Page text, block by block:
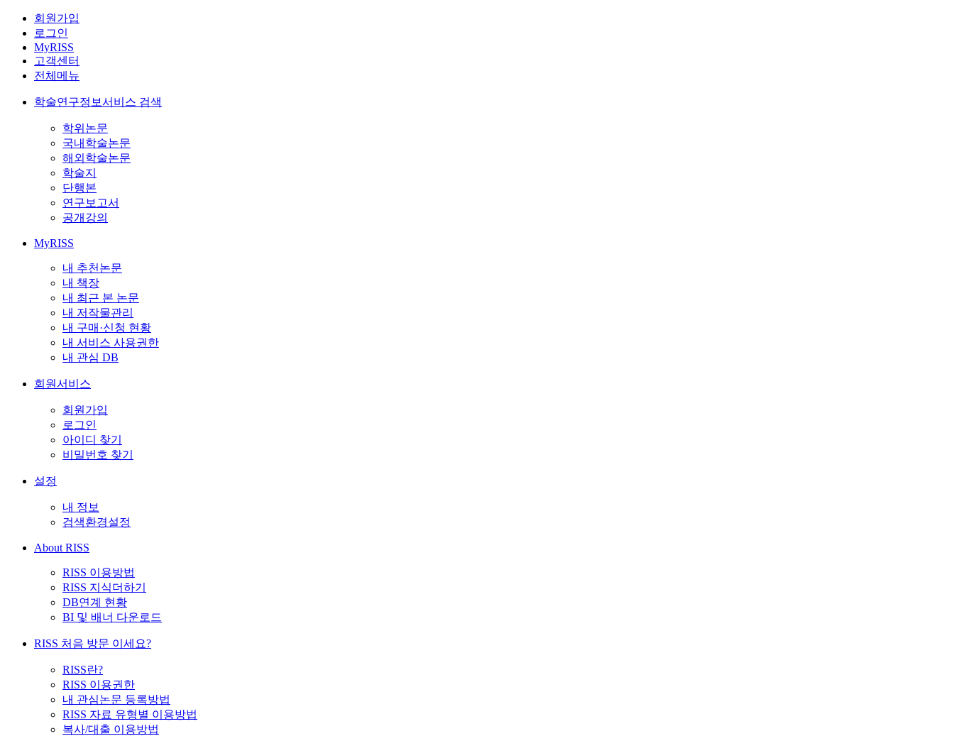
회원가입
로그인
MyRISS
고객센터
전체메뉴
학술연구정보서비스 검색
학위논문
국내학술논문
해외학술논문
학술지
단행본
연구보고서
공개강의
MyRISS
내 추천논문
내 책장
내 최근 본 논문
내 저작물관리
내 구매·신청 현황
내 서비스 사용권한
내 관심 DB
회원서비스
회원가입
로그인
아이디 찾기
비밀번호 찾기
설정
내 정보
검색환경설정
About RISS
RISS 이용방법
RISS 지식더하기
DB연계 현황
BI 및 배너 다운로드
RISS 처음 방문 이세요?
RISS란?
RISS 이용권한
내 관심논문 등록방법
RISS 자료 유형별 이용방법
복사/대출 이용방법